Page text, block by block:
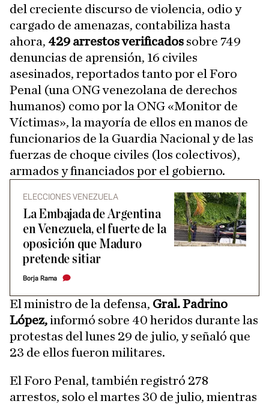
del creciente discurso de violencia, odio y
cargado de amenazas, contabiliza hasta
ahora, 429 arrestos verificados sobre 749
denuncias de aprensión, 16 civiles
asesinados, reportados tanto por el Foro
Penal (una ONG venezolana de derechos
humanos) como por la ONG «Monitor de
Víctimas», la mayoría de ellos en manos de
funcionarios de la Guardia Nacional y de las
fuerzas de choque civiles (los colectivos),
armados y financiados por el gobierno.
ELECCIONES VENEZUELA
La Embajada de Argentina
en Venezuela, el fuerte de la
oposición que Maduro
pretende sitiar
Borja Rama
El ministro de la defensa, Gral. Padrino
López,informó sobre 40 heridos durante las
protestas del lunes 29 de julio, y señaló que
23 de ellos fueron militares.
El Foro Penal, también registró 278
arrestos, solo el martes 30 de julio, mientras